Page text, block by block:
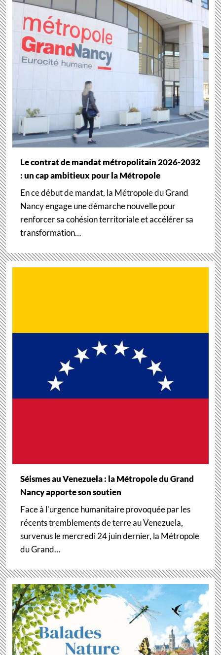
Le contrat de mandat métropolitain 2026-2032
: un cap ambitieux pour la Métropole
En ce début de mandat, la Métropole du Grand
Nancy engage une démarche nouvelle pour
renforcer sa cohésion territoriale et accélérer sa
transformation…
Séismes au Venezuela : la Métropole du Grand
Nancy apporte son soutien
Face à l’urgence humanitaire provoquée par les
récents tremblements de terre au Venezuela,
survenus le mercredi 24 juin dernier, la Métropole
du Grand…